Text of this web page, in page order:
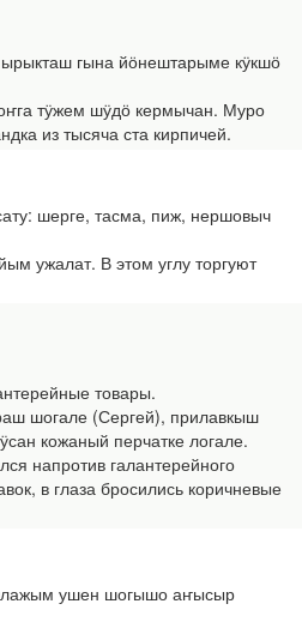
ырыкташ гына йӧнештарыме кӱкшӧ
тӱжем шӱдӧ кермычан. Муро
из тысяча ста кирпичей.
шерге, тасма, пиж, нершовыч
ужалат. В этом углу торгуют
товары.
шогале (Сергей), прилавкыш
кожаный перчатке логале.
напротив галантерейного
в глаза бросились коричневые
ушен шогышо аҥысыр